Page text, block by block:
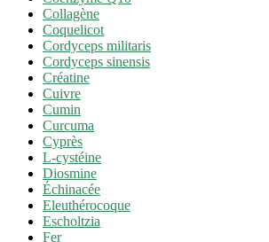
Collagène
Coquelicot
Cordyceps militaris
Cordyceps sinensis
Créatine
Cuivre
Cumin
Curcuma
Cyprès
L-cystéine
Diosmine
Échinacée
Eleuthérocoque
Escholtzia
Fer